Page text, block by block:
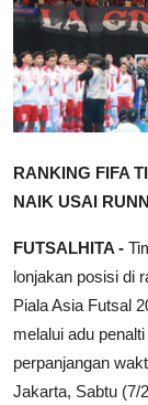
RANKING FIFA
NAIK USAI
FUTSALHITA -
lonjakan posisi di
Piala Asia Futsal
melalui adu
perpanjangan
Jakarta, Sabtu (7/